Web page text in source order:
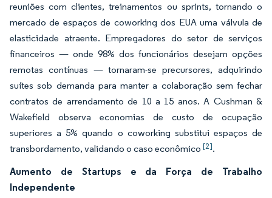
reuniões com clientes, treinamentos ou sprints, tornando o
mercado de espaços de coworking dos EUA uma válvula de
elasticidade atraente. Empregadores do setor de serviços
financeiros — onde 98% dos funcionários desejam opções
remotas contínuas — tornaram-se precursores, adquirindo
suítes sob demanda para manter a colaboração sem fechar
contratos de arrendamento de 10 a 15 anos. A Cushman &
Wakefield observa economias de custo de ocupação
superiores a 5% quando o coworking substitui espaços de
transbordamento, validando o caso econômico [2].
Aumento de Startups e da Força de Trabalho
Independente